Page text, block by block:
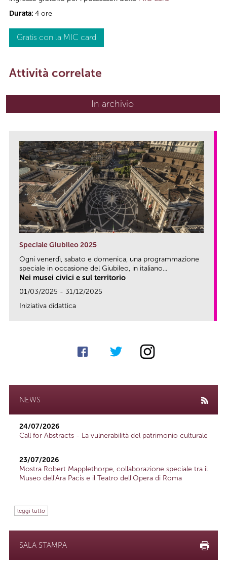
Durata: 4 ore
Gratis con la MIC card
Attività correlate
In archivio
Speciale Giubileo 2025
Ogni venerdì, sabato e domenica, una programmazione
speciale in occasione del Giubileo, in italiano...
Nei musei civici e sul territorio
01/03/2025 - 31/12/2025
Iniziativa didattica
NEWS
24/07/2026
Call for Abstracts - La vulnerabilità del patrimonio culturale
23/07/2026
Mostra Robert Mapplethorpe, collaborazione speciale tra il
Museo dell'Ara Pacis e il Teatro dell'Opera di Roma
leggi tutto
SALA STAMPA